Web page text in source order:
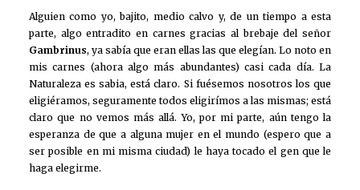
Alguien como yo, bajito, medio calvo y, de un tiempo a esta
parte, algo entradito en carnes gracias al brebaje del señor
Gambrinus, ya sabía que eran ellas las que elegían. Lo noto en
mis carnes (ahora algo más abundantes) casi cada día. La
Naturaleza es sabia, está claro. Si fuésemos nosotros los que
eligiéramos, seguramente todos eligirímos a las mismas; está
claro que no vemos más allá. Yo, por mi parte, aún tengo la
esperanza de que a alguna mujer en el mundo (espero que a
ser posible en mi misma ciudad) le haya tocado el gen que le
haga elegirme.